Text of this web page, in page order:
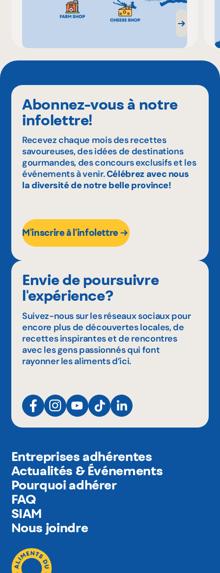
Abonnez-vous à notre
infolettre!
Recevez chaque mois des recettes
savoureuses, des idées de destinations
gourmandes, des concours exclusifs et les
événements à venir.Célébrez avec nous
la diversité de notre belle province!
M'inscrire à l'infolettre
Envie de poursuivre
l'expérience?
Suivez-nous sur les réseaux sociaux pour
encore plus de découvertes locales, de
recettes inspirantes et de rencontres
avec les gens passionnés qui font
rayonner les aliments d’ici.
Entreprises adhérentes
Actualités & Événements
Pourquoi adhérer
FAQ
SIAM
Nous joindre